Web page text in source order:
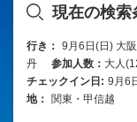
現在の検索
行き： 9月6日(日) 大
丹
参加人数： 大人
チェックイン日: 9月6
地：
関東・甲信越